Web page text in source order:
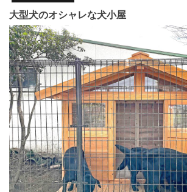
大型犬のオシャレな犬小屋